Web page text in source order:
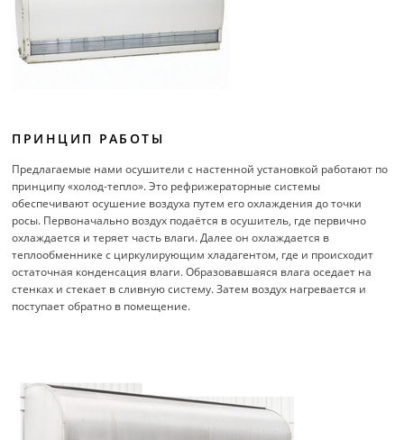
ПРИНЦИП РАБОТЫ
Предлагаемые нами осушители с настенной установкой работают по
принципу «холод-тепло». Это рефрижераторные системы
обеспечивают осушение воздуха путем его охлаждения до точки
росы. Первоначально воздух подаётся в осушитель, где первично
охлаждается и теряет часть влаги. Далее он охлаждается в
теплообменнике с циркулирующим хладагентом, где и происходит
остаточная конденсация влаги. Образовавшаяся влага оседает на
стенках и стекает в сливную систему. Затем воздух нагревается и
поступает обратно в помещение.